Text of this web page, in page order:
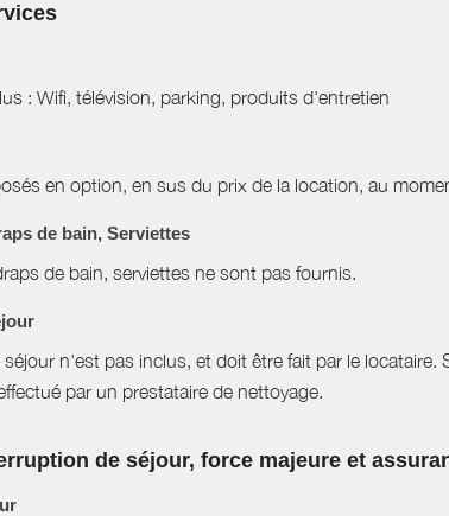
: Wifi, télévision, parking, produits d'entretien
en option, en sus du prix de la location, au
de bain, Serviettes
de bain, serviettes ne sont pas fournis.
n'est pas inclus, et doit être fait par le
par un prestataire de nettoyage.
de séjour, force majeure et